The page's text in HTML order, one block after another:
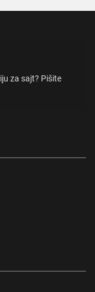
za sajt? Pišite